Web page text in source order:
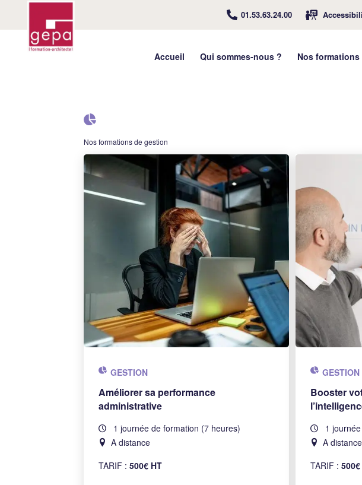
01.53.63.24.00
Accueil Qui sommes-nous ? Nos formations
Nos formations de gestion
GESTION
Améliorer sa performance
administrative
1 journée de formation (7 heures)
A distance
TARIF : 500€ HT
GESTION
Booster
1
A distance
TARIF :